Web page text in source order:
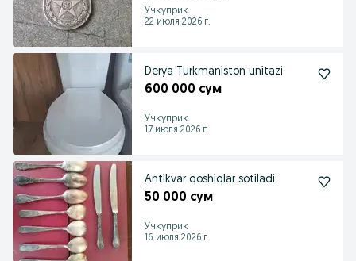
Учкуприк
22 июля 2026 г.
Derya Turkmaniston unitazi
600 000 сум
Учкуприк
17 июля 2026 г.
Antikvar qoshiqlar sotiladi
50 000 сум
Учкуприк
16 июля 2026 г.